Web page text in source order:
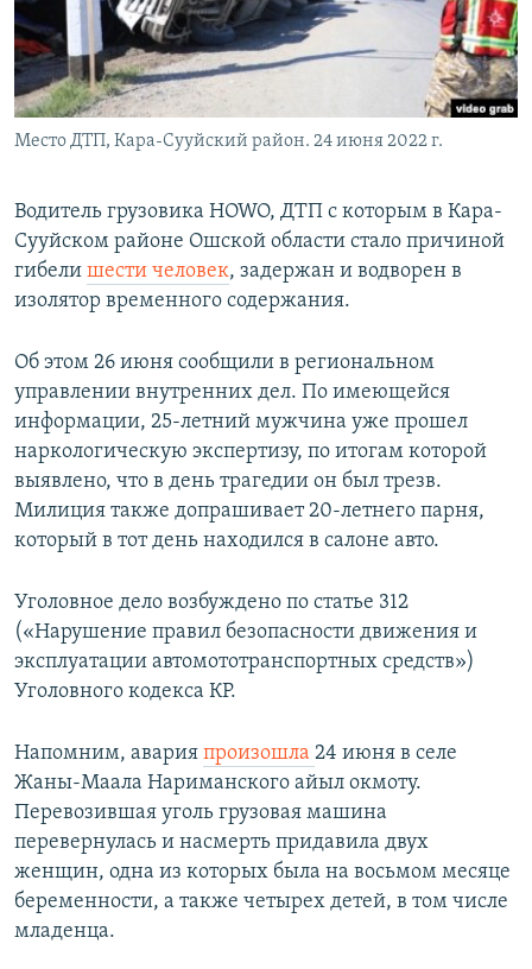
Место ДТП, Кара-Сууйский район. 24 июня 2022 г.
Водитель грузовика HOWO, ДТП с которым в Кара-
Сууйском районе Ошской области стало причиной
гибели шести человек, задержан и водворен в
изолятор временного содержания.
Об этом 26 июня сообщили в региональном
управлении внутренних дел. По имеющейся
информации, 25-летний мужчина уже прошел
наркологическую экспертизу, по итогам которой
выявлено, что в день трагедии он был трезв.
Милиция также допрашивает 20-летнего парня,
который в тот день находился в салоне авто.
Уголовное дело возбуждено по статье 312
(«Нарушение правил безопасности движения и
эксплуатации автомототранспортных средств»)
Уголовного кодекса КР.
Напомним, авария произошла 24 июня в селе
Жаны-Маала Нариманского айыл окмоту.
Перевозившая уголь грузовая машина
перевернулась и насмерть придавила двух
женщин, одна из которых была на восьмом месяце
беременности, а также четырех детей, в том числе
младенца.